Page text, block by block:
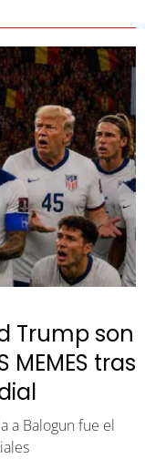
Trump son
MEMES tras
a Balogun fue el